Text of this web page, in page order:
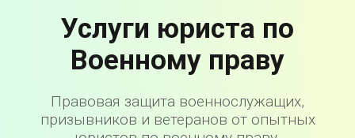
Услуги юриста по
Военному праву
Правовая защита военнослужащих,
призывников и ветеранов от опытных